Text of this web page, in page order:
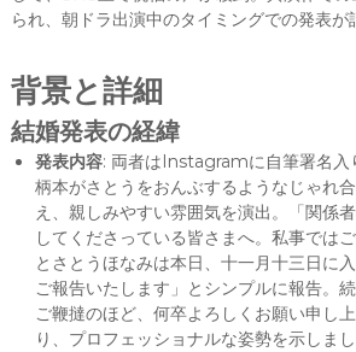
られ、朝ドラ出演中のタイミングでの発表が
背景と詳細
結婚発表の経緯
発表内容: 両者はInstagramに自筆署名入
柄本がさとうをおんぶするようなじゃれ
え、親しみやすい雰囲気を演出。「関係
してくださっている皆さまへ。私事では
とさとうほなみは本日、十一月十三日に
ご報告いたします」とシンプルに報告。
ご鞭撻のほど、何卒よろしくお願い申し
り、プロフェッショナルな姿勢を示しまし